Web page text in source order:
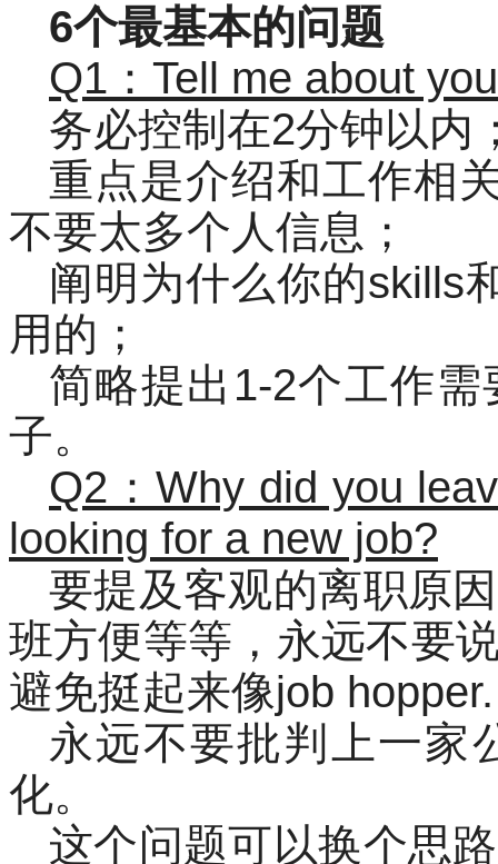
6个最基本的问题
Q1：Tell me about
务必控制在2分钟以内
重点是介绍和工作相
不要太多个人信息；
阐明为什么你的skills
用的；
简略提出1-2个工作
子。
Q2：Why did you
looking for a new job?
要提及客观的离职原
班方便等等，永远不要
避免挺起来像job hopper.
永远不要批判上一家
化。
这个问题可以换个思